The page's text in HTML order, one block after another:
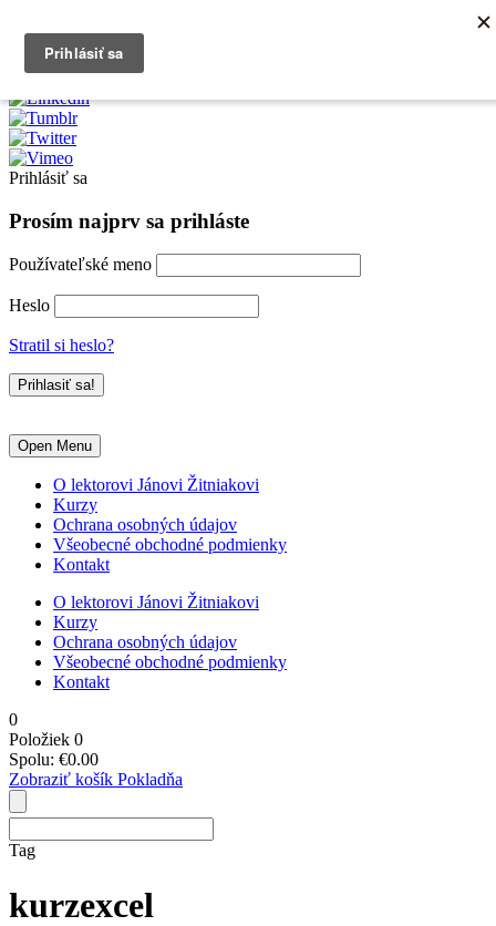
Prihlásiť sa
Prosím najprv sa prihláste
Používateľské meno
Heslo
Stratil si heslo?
Open Menu
O lektorovi Jánovi Žitniakovi
Kurzy
Ochrana osobných údajov
Všeobecné obchodné podmienky
Kontakt
O lektorovi Jánovi Žitniakovi
Kurzy
Ochrana osobných údajov
Všeobecné obchodné podmienky
Kontakt
0
Položiek 0
Spolu: €0.00
Zobraziť košík Pokladňa
Tag
kurzexcel